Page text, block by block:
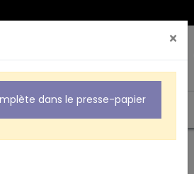
×
dans le presse-papier